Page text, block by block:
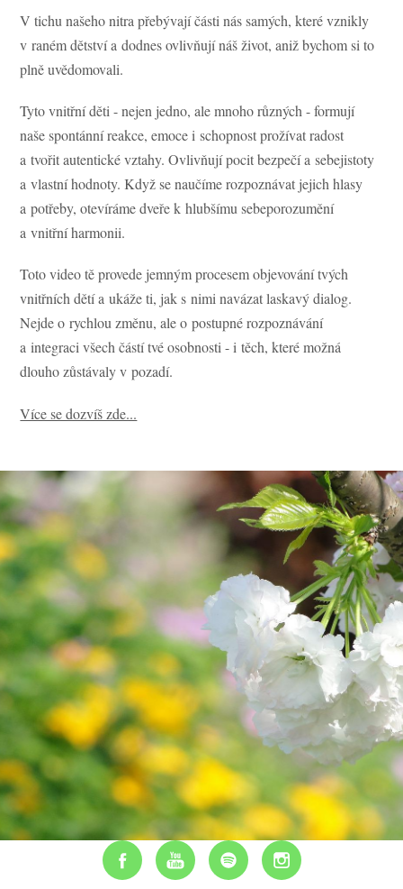
V tichu našeho nitra přebývají části nás samých, které vznikly
v raném dětství a dodnes ovlivňují náš život, aniž bychom si to
plně uvědomovali.
Tyto vnitřní děti - nejen jedno, ale mnoho různých - formují
naše spontánní reakce, emoce i schopnost prožívat radost
a tvořit autentické vztahy. Ovlivňují pocit bezpečí a sebejistoty
a vlastní hodnoty. Když se naučíme rozpoznávat jejich hlasy
a potřeby, otevíráme dveře k hlubšímu sebeporozumění
a vnitřní harmonii.
Toto video tě provede jemným procesem objevování tvých
vnitřních dětí a ukáže ti, jak s nimi navázat laskavý dialog.
Nejde o rychlou změnu, ale o postupné rozpoznávání
a integraci všech částí tvé osobnosti - i těch, které možná
dlouho zůstávaly v pozadí.
Více se dozvíš zde...